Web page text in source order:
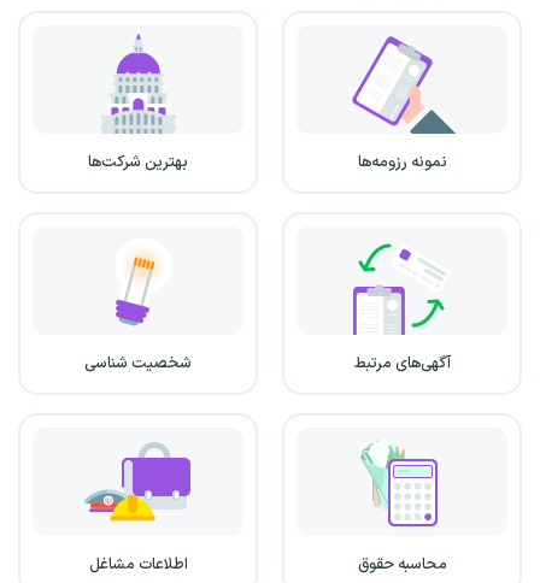
نمونه رزومه‌ها بهترین شرکت‌ها
آگهی‌های مرتبط شخصیت شناسی
محاسبه حقوق اطلاعات مشاغل